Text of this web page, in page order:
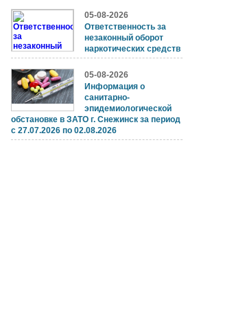
05-08-2026
Ответственность за
незаконный оборот
наркотических средств
05-08-2026
Информация о
санитарно-
эпидемиологической
обстановке в ЗАТО г. Снежинск за период
с 27.07.2026 по 02.08.2026